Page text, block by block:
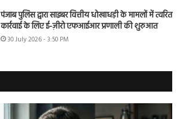
पंजाब पुलिस द्वारा साइबर वित्तीय धोखाधड़ी के मामलों में त्वरित
कार्रवाई के लिए ई-ज़ीरो एफआईआर प्रणाली की शुरुआत
30 July 2026 - 3:50 PM